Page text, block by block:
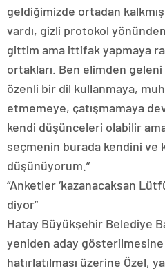
geldiğimizde ortadan
vardı, gizli protokol
gittim ama ittifak yapmaya
ortakları. Ben elimden
özenli bir dil kullanmaya,
etmemeye, çatışmamaya
kendi düşünceleri olabilir
seçmenin burada kendini ve
düşünüyorum.”
“Anketler ‘kazanacaksan
diyor”
Hatay Büyükşehir Belediye
yeniden aday gösterilmesine
hatırlatılması üzerine Özel,